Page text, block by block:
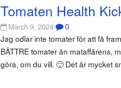
Tomaten Health
March 9, 2024 0
Jag odlar inte tomater för att få
BÄTTRE tomater än mataffärens,
göra, om du vill. 🙂 Det är mycket